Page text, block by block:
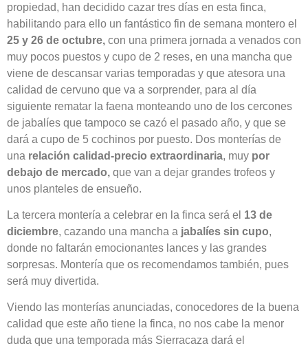
propiedad, han decidido cazar tres días en esta finca,
habilitando para ello un fantástico fin de semana montero el
25 y 26 de octubre, con una primera jornada a venados con
muy pocos puestos y cupo de 2 reses, en una mancha que
viene de descansar varias temporadas y que atesora una
calidad de cervuno que va a sorprender, para al día
siguiente rematar la faena monteando uno de los cercones
de jabalíes que tampoco se cazó el pasado año, y que se
dará a cupo de 5 cochinos por puesto. Dos monterías de
una relación calidad-precio extraordinaria, muy por
debajo de mercado, que van a dejar grandes trofeos y
unos planteles de ensueño.
La tercera montería a celebrar en la finca será el 13 de
diciembre, cazando una mancha a jabalíes sin cupo,
donde no faltarán emocionantes lances y las grandes
sorpresas. Montería que os recomendamos también, pues
será muy divertida.
Viendo las monterías anunciadas, conocedores de la buena
calidad que este año tiene la finca, no nos cabe la menor
duda que una temporada más Sierracaza dará el